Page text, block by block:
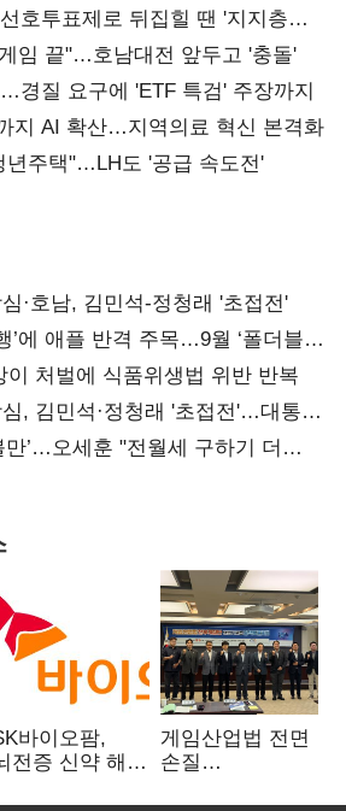
호투표제로 뒤집힐 땐 '지지층
임 끝"…호남대전 앞두고 '충돌'
경질 요구에 'ETF 특검' 주장까지
지 AI 확산…지역의료 혁신 본격화
년주택"…LH도 '공급 속도전'
·호남, 김민석-정청래 '초접전'
’에 애플 반격 주목…9월 ‘폴더블
처벌에 식품위생법 위반 반복
, 김민석·정청래 '초접전'…대통령
종합)
만’…오세훈 "전월세 구하기 더
바이오팜,
전증 신약 해외
게임산업법 전면
손질